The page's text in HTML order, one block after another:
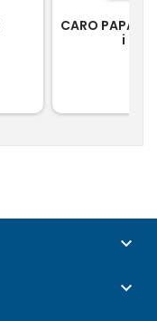
CARO PAPA
i

